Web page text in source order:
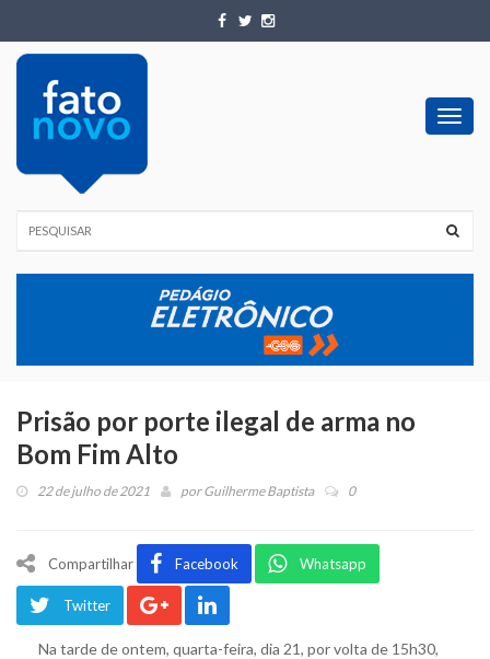
Prisão por porte ilegal de arma no
Bom Fim Alto
22 de julho de 2021 porGuilherme Baptista 0
Compartilhar Facebook Whatsapp
Twitter
Na tarde de ontem, quarta-feira, dia 21, por volta de 15h30,